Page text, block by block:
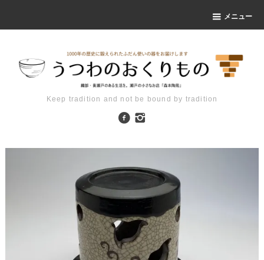
メニュー
Keep tradition and not be bound by tradition